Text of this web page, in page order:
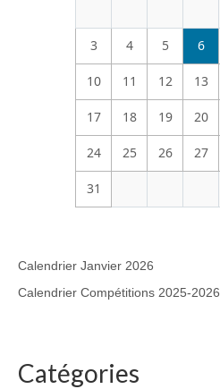
3 4 5 6
10 11 12 13
17 18 19 20
24 25 26 27
31
Calendrier Janvier 2026
Calendrier Compétitions 2025-2026
Catégories